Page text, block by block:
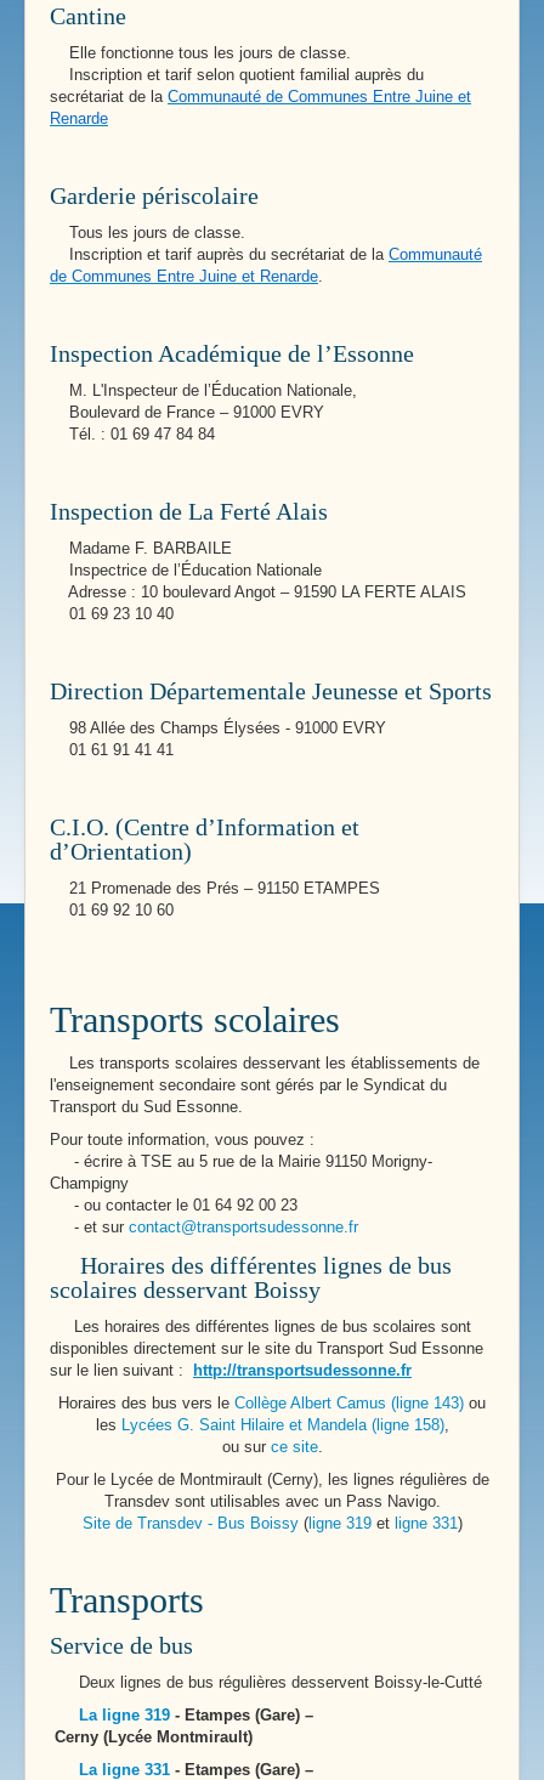
Cantine
Elle fonctionne tous les jours de classe.
Inscription et tarif selon quotient familial auprès du
secrétariat de la Communauté de Communes Entre Juine et
Renarde
Garderie périscolaire
Tous les jours de classe.
Inscription et tarif auprès du secrétariat de la Communauté
de Communes Entre Juine et Renarde
Inspection Académique de l’Essonne
M. L'Inspecteur de l’Éducation Nationale,
Boulevard de France – 91000 EVRY
Tél. : 01 69 47 84 84
Inspection de La Ferté Alais
Madame F. BARBAILE
Inspectrice de l’Éducation Nationale
Adresse : 10 boulevard Angot – 91590 LA FERTE ALAIS
01 69 23 10 40
Direction Départementale Jeunesse et Sports
98 Allée des Champs Élysées - 91000 EVRY
01 61 91 41 41
C.I.O. (Centre d’Information et
d’Orientation)
21 Promenade des Prés – 91150 ETAMPES
01 69 92 10 60
Transports scolaires
Les transports scolaires desservant les établissements de
l'enseignement secondaire sont gérés par le Syndicat du
Transport du Sud Essonne.
Pour toute information, vous pouvez :
- écrire à TSE au 5 rue de la Mairie 91150 Morigny-
Champigny
- ou contacter le 01 64 92 00 23
- et sur contact@transportsudessonne.fr
Horaires des différentes lignes de bus
scolaires desservant Boissy
Les horaires des différentes lignes de bus scolaires sont
disponibles directement sur le site du Transport Sud Essonne
sur le lien suivant :
http://transportsudessonne.fr
Horaires des bus vers le Collège Albert Camus (ligne 143) ou
les
Lycées G. Saint Hilaire et Mandela (ligne 158),
ou sur ce site.
Pour le Lycée de Montmirault (Cerny), les lignes régulières de
Transdev sont utilisables avec un Pass Navigo.
Site de Transdev - Bus Boissy(ligne 319et ligne 331 )
Transports
Service de bus
Deux lignes de bus régulières desservent Boissy-le-Cutté
La ligne 319 - Etampes (Gare) –
Cerny (Lycée Montmirault)
La ligne 331 - Etampes (Gare) –